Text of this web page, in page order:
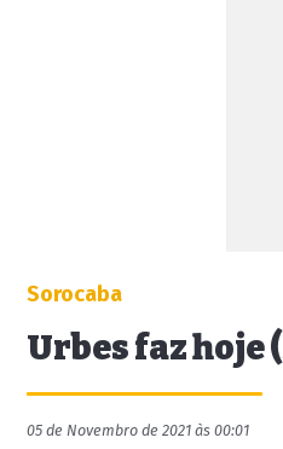
Sorocaba
Urbes faz hoje
05 de Novembro de 2021 às 00:01